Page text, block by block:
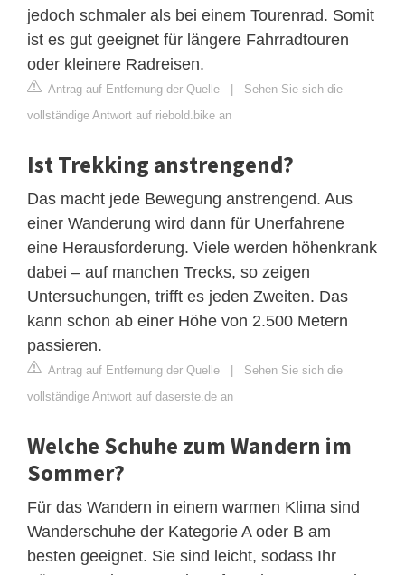
jedoch schmaler als bei einem Tourenrad. Somit
ist es gut geeignet für längere Fahrradtouren
oder kleinere Radreisen.
Antrag auf Entfernung der Quelle | Sehen Sie sich die
vollständige Antwort auf riebold.bike an
Ist Trekking anstrengend?
Das macht jede Bewegung anstrengend. Aus
einer Wanderung wird dann für Unerfahrene
eine Herausforderung. Viele werden höhenkrank
dabei – auf manchen Trecks, so zeigen
Untersuchungen, trifft es jeden Zweiten. Das
kann schon ab einer Höhe von 2.500 Metern
passieren.
Antrag auf Entfernung der Quelle | Sehen Sie sich die
vollständige Antwort auf daserste.de an
Welche Schuhe zum Wandern im
Sommer?
Für das Wandern in einem warmen Klima sind
Wanderschuhe der Kategorie A oder B am
besten geeignet. Sie sind leicht, sodass Ihr